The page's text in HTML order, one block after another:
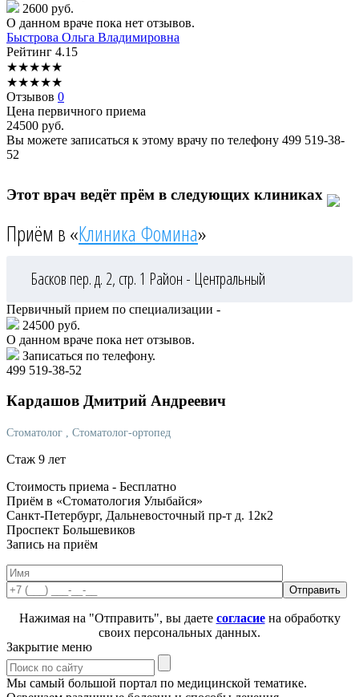
2600 руб.
О данном враче пока нет отзывов.
Быстрова Ольга Владимировна
Рейтинг 4.15
★★★★★
★★★★★
Отзывов 0
Цена первичного приема
24500 руб.
Вы можете записаться к этому врачу по телефону 499 519-38-
52
Этот врач ведёт прём в следующих клиниках
Приём в «Клиника Фомина»
Басков пер. д. 2, стр. 1 Район - Центральный
Первичный прием по специализации -
24500 руб.
О данном враче пока нет отзывов.
Записаться по телефону.
499 519-38-52
Кардашов Дмитрий Андреевич
Стоматолог , Стоматолог-ортопед
Стаж 9 лет
Стоимость приема - Бесплатно
Приём в «Стоматология Улыбайся»
Санкт-Петербург, Дальневосточный пр-т д. 12к2
Проспект Большевиков
Запись на приём
Нажимая на "Отправить", вы даете согласиена обработку
своих персональных данных.
Закрытие меню
Мы самый большой портал по медицинской тематике.